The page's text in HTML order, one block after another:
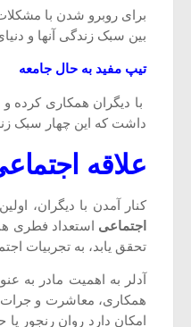
برای روبرو شدن با
بین سبک زندگی آنها و
تیپ مفید به حال جامعه
با دیگران همکاری کرده
داشت که این چهار سبک
علاقه
کنار آمدن با دیگران،
اجتماعی استعداد فطری
تحقق یابد، به تجربیات
آدلر به اهمیت مادر به
همکاری، معاشرت و جرات
امکان دارد روان رنجور